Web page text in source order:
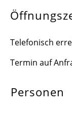
Telefonisch
Termin auf
Personen